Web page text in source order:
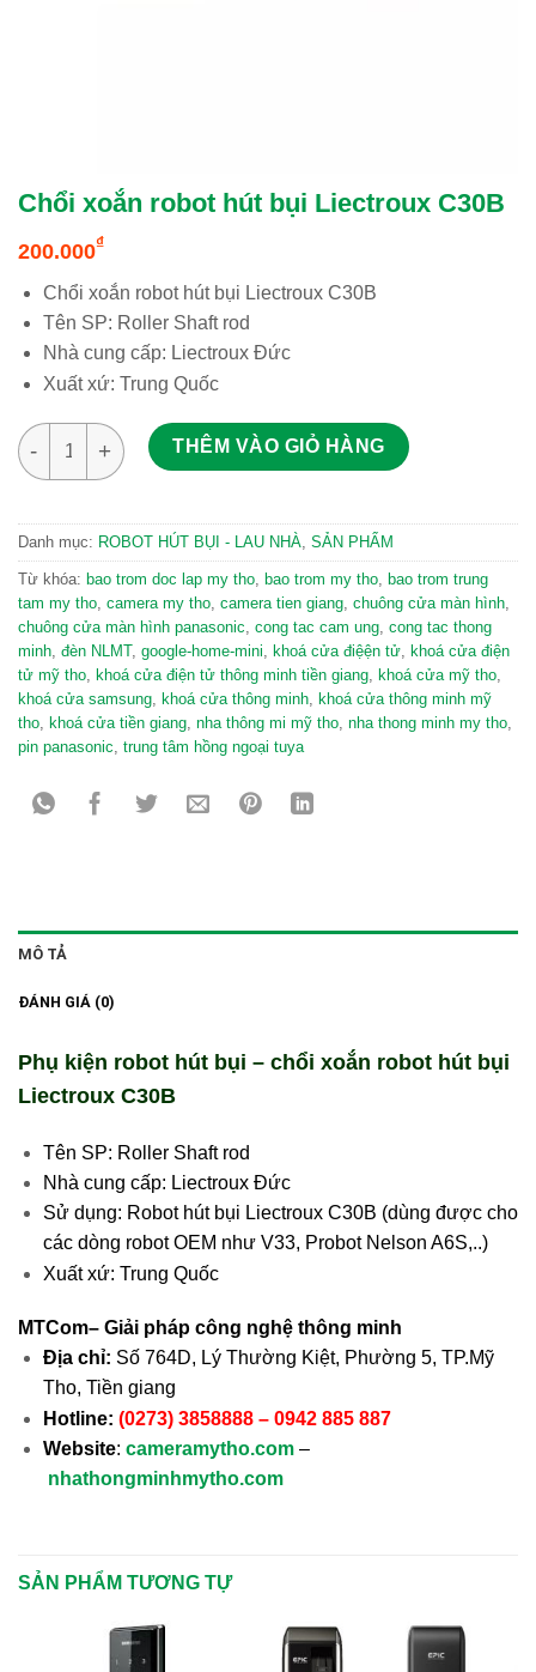
Chổi xoắn robot hút bụi Liectroux C30B
200.000₫
Chổi xoắn robot hút bụi Liectroux C30B
Tên SP: Roller Shaft rod
Nhà cung cấp: Liectroux Đức
Xuất xứ: Trung Quốc
Chổi xoắn robot hút bụi Liectroux C30B số lượng
THÊM VÀO GIỎ HÀNG
Danh mục: ROBOT HÚT BỤI - LAU NHÀ, SẢN PHẨM
Từ khóa: bao trom doc lap my tho, bao trom my tho, bao trom trung
tam my tho, camera my tho, camera tien giang, chuông cửa màn hình,
chuông cửa màn hình panasonic, cong tac cam ung, cong tac thong
minh, đèn NLMT, google-home-mini, khoá cửa điệện tử, khoá cửa điện
tử mỹ tho, khoá cửa điện tử thông minh tiền giang, khoá cửa mỹ tho,
khoá cửa samsung, khoá cửa thông minh, khoá cửa thông minh mỹ
tho, khoá cửa tiền giang, nha thông mi mỹ tho, nha thong minh my tho,
pin panasonic, trung tâm hồng ngoại tuya
MÔ TẢ
ĐÁNH GIÁ (0)
Phụ kiện robot hút bụi – chổi xoắn robot hút bụi
Liectroux C30B
Tên SP: Roller Shaft rod
Nhà cung cấp: Liectroux Đức
Sử dụng: Robot hút bụi Liectroux C30B (dùng được cho
các dòng robot OEM như V33, Probot Nelson A6S,..)
Xuất xứ: Trung Quốc
MTCom– Giải pháp công nghệ thông minh
Địa chỉ: Số 764D, Lý Thường Kiệt, Phường 5, TP.Mỹ
Tho, Tiền giang
Hotline: (0273) 3858888 – 0942 885 887
Website: cameramytho.com–
nhathongminhmytho.com
SẢN PHẨM TƯƠNG TỰ